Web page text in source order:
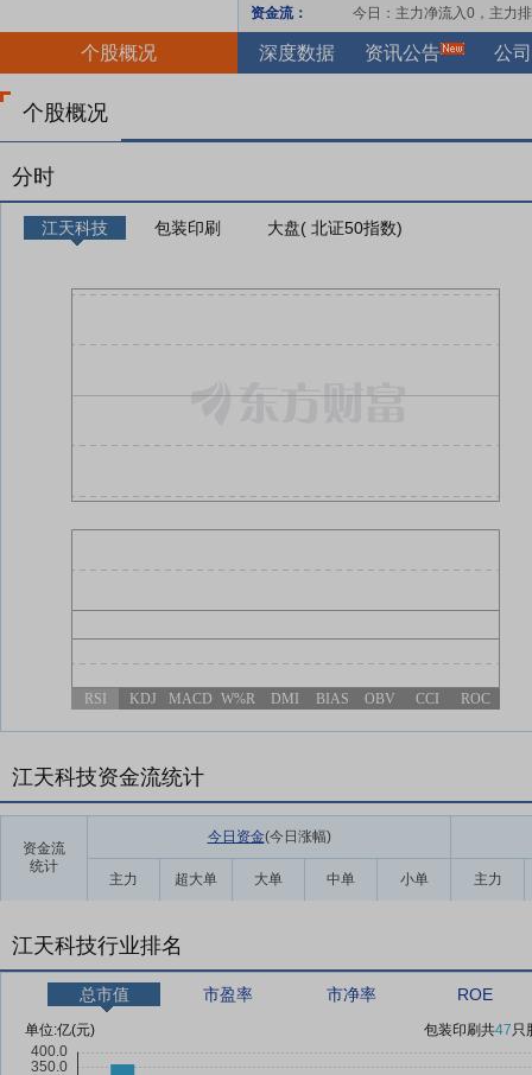
资金流： 今日：主力净流入0 ，主力
个股概况 深度数据 资讯公告 公
个股概况
分时
江天科技 包装印刷 大盘( 北证50指数)
RSI KDJ MACD W%R DMI BIAS OBV CCI ROC
江天科技资金流统计
资金流
统计
今日资金(今日涨幅)
主力 超大单 大单 中单 小单 主力
江天科技行业排名
总市值 市盈率 市净率 ROE
单位:亿(元) 包装印刷共47只